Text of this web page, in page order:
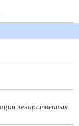
лекарственных